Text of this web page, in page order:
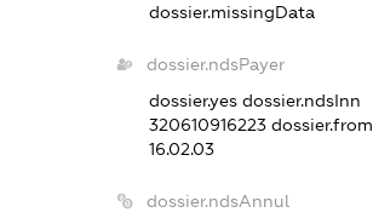
dossier.missingData
dossier.ndsPayer
dossier.yesdossier.ndsInn
320610916223dossier.from
16.02.03
dossier.ndsAnnul